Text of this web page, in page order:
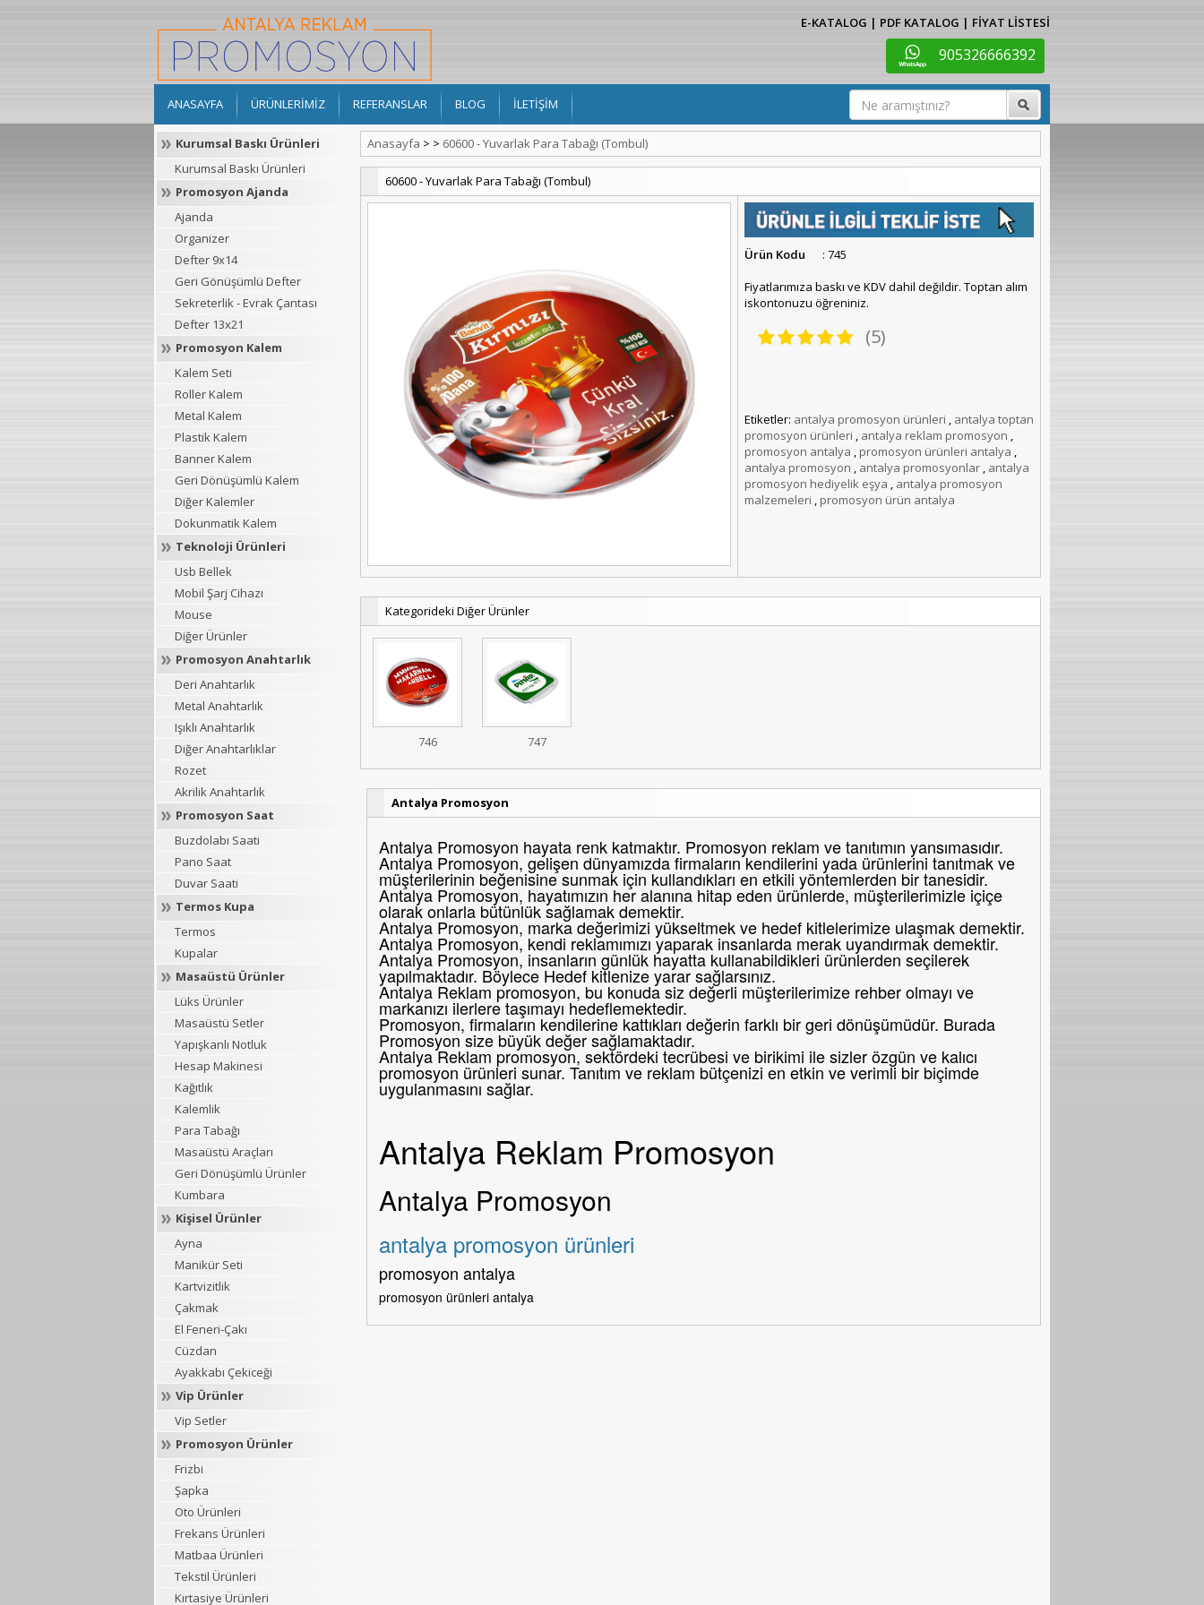
E-KATALOG | PDF KATALOG | FİYAT LİSTESİ
905326666392
ANASAYFA ÜRÜNLERİMİZ REFERANSLAR BLOG İLETİŞİM
Kurumsal Baskı Ürünleri
Kurumsal Baskı Ürünleri
Promosyon Ajanda
Ajanda
Organizer
Defter 9x14
Geri Gönüşümlü Defter
Sekreterlik - Evrak Çantası
Defter 13x21
Promosyon Kalem
Kalem Seti
Roller Kalem
Metal Kalem
Plastik Kalem
Banner Kalem
Geri Dönüşümlü Kalem
Diğer Kalemler
Dokunmatik Kalem
Teknoloji Ürünleri
Usb Bellek
Mobil Şarj Cihazı
Mouse
Diğer Ürünler
Promosyon Anahtarlık
Deri Anahtarlık
Metal Anahtarlık
Işıklı Anahtarlık
Diğer Anahtarlıklar
Rozet
Akrilik Anahtarlık
Promosyon Saat
Buzdolabı Saati
Pano Saat
Duvar Saati
Termos Kupa
Termos
Kupalar
Masaüstü Ürünler
Lüks Ürünler
Masaüstü Setler
Yapışkanlı Notluk
Hesap Makinesi
Kağıtlık
Kalemlik
Para Tabağı
Masaüstü Araçları
Geri Dönüşümlü Ürünler
Kumbara
Kişisel Ürünler
Ayna
Manikür Seti
Kartvizitlik
Çakmak
El Feneri-Çakı
Cüzdan
Ayakkabı Çekiceği
Vip Ürünler
Vip Setler
Promosyon Ürünler
Frizbi
Şapka
Oto Ürünleri
Frekans Ürünleri
Matbaa Ürünleri
Tekstil Ürünleri
Kırtasiye Ürünleri
Anasayfa > > 60600 - Yuvarlak Para Tabağı (Tombul)
60600 - Yuvarlak Para Tabağı (Tombul)
Ürün Kodu
: 745
Fiyatlarımıza baskı ve KDV dahil değildir. Toptan alım
iskontonuzu öğreniniz.
(5)
Etiketler: antalya promosyon ürünleri , antalya toptan
promosyon ürünleri , antalya reklam promosyon ,
promosyon antalya , promosyon ürünleri antalya ,
antalya promosyon , antalya promosyonlar, antalya
promosyon hediyelik eşya , antalya promosyon
malzemeleri , promosyon ürün antalya
Kategorideki Diğer Ürünler
746 747
Antalya Promosyon
Antalya Promosyon hayata renk katmaktır. Promosyon reklam ve tanıtımın yansımasıdır.
Antalya Promosyon, gelişen dünyamızda firmaların kendilerini yada ürünlerini tanıtmak ve
müşterilerinin beğenisine sunmak için kullandıkları en etkili yöntemlerden bir tanesidir.
Antalya Promosyon, hayatımızın her alanına hitap eden ürünlerde, müşterilerimizle içiçe
olarak onlarla bütünlük sağlamak demektir.
Antalya Promosyon, marka değerimizi yükseltmek ve hedef kitlelerimize ulaşmak demektir.
Antalya Promosyon, kendi reklamımızı yaparak insanlarda merak uyandırmak demektir.
Antalya Promosyon, insanların günlük hayatta kullanabildikleri ürünlerden seçilerek
yapılmaktadır. Böylece Hedef kitlenize yarar sağlarsınız.
Antalya Reklam promosyon, bu konuda siz değerli müşterilerimize rehber olmayı ve
markanızı ilerlere taşımayı hedeflemektedir.
Promosyon, firmaların kendilerine kattıkları değerin farklı bir geri dönüşümüdür. Burada
Promosyon size büyük değer sağlamaktadır.
Antalya Reklam promosyon, sektördeki tecrübesi ve birikimi ile sizler özgün ve kalıcı
promosyon ürünleri sunar. Tanıtım ve reklam bütçenizi en etkin ve verimli bir biçimde
uygulanmasını sağlar.
Antalya Reklam Promosyon
Antalya Promosyon
antalya promosyon ürünleri
promosyon antalya
promosyon ürünleri antalya